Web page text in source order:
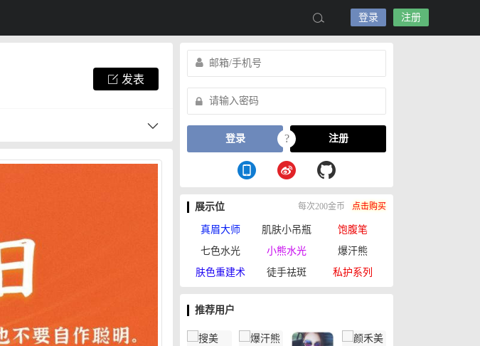
登录 注册
发表
登录 ? 注册
展示位 每次200金币 点击购买
真眉大师 肌肤小吊瓶
饱腹笔
七色水光
小熊水光
爆汗熊
肤色重建术
徒手祛斑 私护系列
推荐用户